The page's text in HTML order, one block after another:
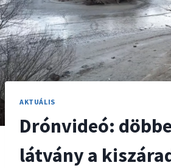
AKTUÁLIS
Drónvideó:
látvány a